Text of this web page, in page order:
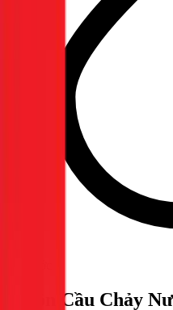
Bồn Cầu Chảy